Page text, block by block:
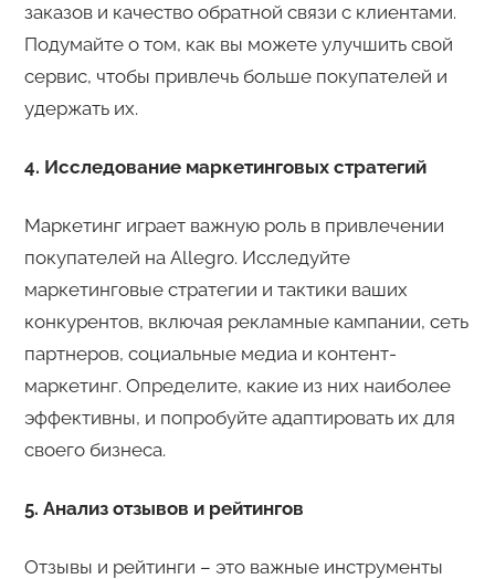
заказов и качество обратной связи с клиентами.
Подумайте о том, как вы можете улучшить свой
сервис, чтобы привлечь больше покупателей и
удержать их.
4. Исследование маркетинговых стратегий
Маркетинг играет важную роль в привлечении
покупателей на Allegro. Исследуйте
маркетинговые стратегии и тактики ваших
конкурентов, включая рекламные кампании, сеть
партнеров, социальные медиа и контент-
маркетинг. Определите, какие из них наиболее
эффективны, и попробуйте адаптировать их для
своего бизнеса.
5. Анализ отзывов и рейтингов
Отзывы и рейтинги – это важные инструменты